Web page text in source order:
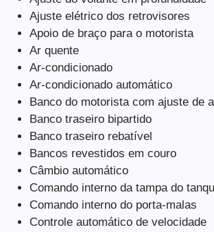
Ajuste elétrico dos retrovisores
Apoio de braço para o motorista
Ar quente
Ar-condicionado
Ar-condicionado automático
Banco do motorista com ajuste de
Banco traseiro bipartido
Banco traseiro rebatível
Bancos revestidos em couro
Câmbio automático
Comando interno da tampa do
Comando interno do porta-malas
Controle automático de velocidade